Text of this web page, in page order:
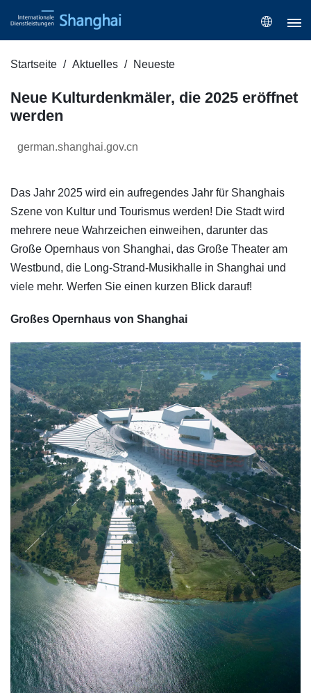
Startseite Aktuelles Neueste
Neue Kulturdenkmäler, die 2025 eröffnet
werden
german.shanghai.gov.cn
Das Jahr 2025 wird ein aufregendes Jahr für Shanghais
Szene von Kultur und Tourismus werden! Die Stadt wird
mehrere neue Wahrzeichen einweihen, darunter das
Große Opernhaus von Shanghai, das Große Theater am
Westbund, die Long-Strand-Musikhalle in Shanghai und
viele mehr. Werfen Sie einen kurzen Blick darauf!
Großes Opernhaus von Shanghai